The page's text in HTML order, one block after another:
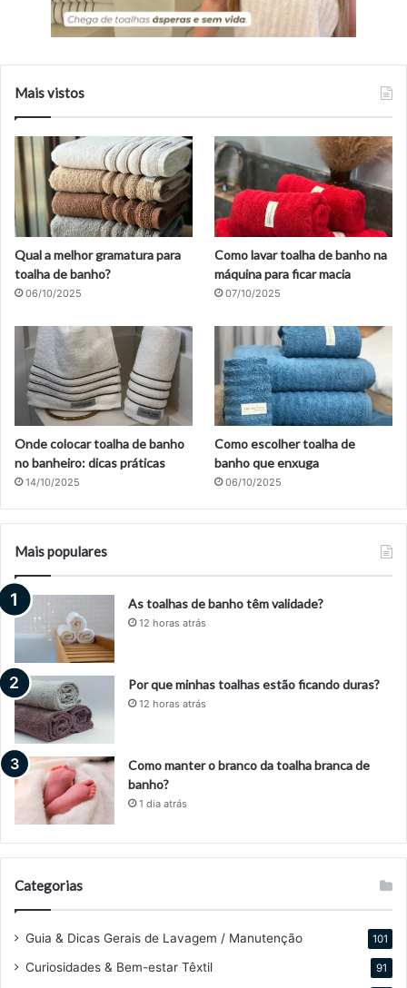
Mais vistos
Qual a melhor gramatura para
toalha de banho?
06/10/2025
Como lavar toalha de banho na
máquina para ficar macia
07/10/2025
Onde colocar toalha de banho
no banheiro: dicas práticas
14/10/2025
Como escolher toalha de
banho que enxuga
06/10/2025
Mais populares
As toalhas de banho têm validade?
12 horas atrás
Por que minhas toalhas estão ficando duras?
12 horas atrás
Como manter o branco da toalha branca de
banho?
1 dia atrás
Categorias
Guia & Dicas Gerais de Lavagem / Manutenção 101
Curiosidades & Bem-estar Têxtil 91